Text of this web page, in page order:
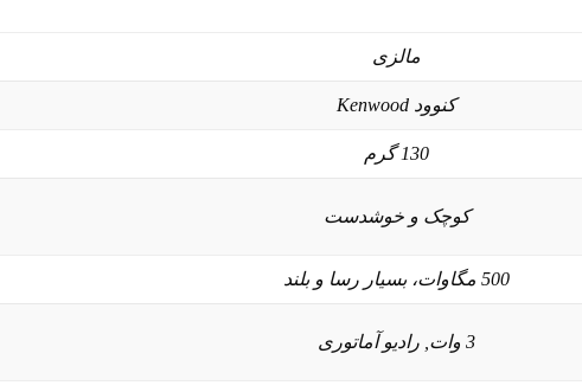
مالزی
کنوود Kenwood
130 گرم
کوچک و خوشدست
500 مگاوات، بسیار رسا و بلند
3 وات, رادیو آماتوری